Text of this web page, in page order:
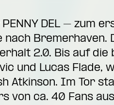
DEL – zum
Bremerhaven.
2.0. Bis auf
und Lucas Flade,
Atkinson. Im Tor
von ca. 40 Fans